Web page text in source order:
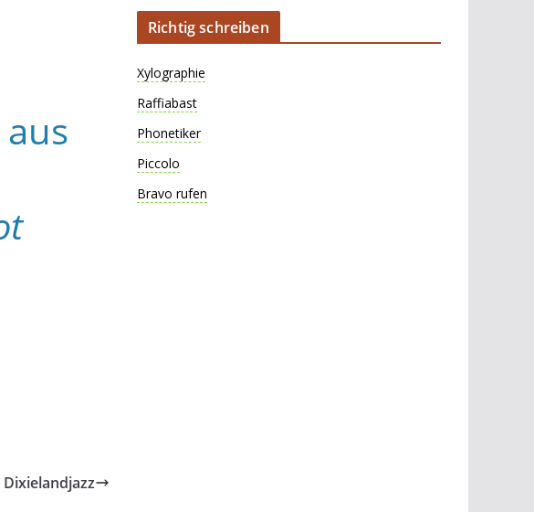
Dixielandjazz
Richtig schreiben
Xylographie
Raffiabast
Phonetiker
Piccolo
Bravo rufen